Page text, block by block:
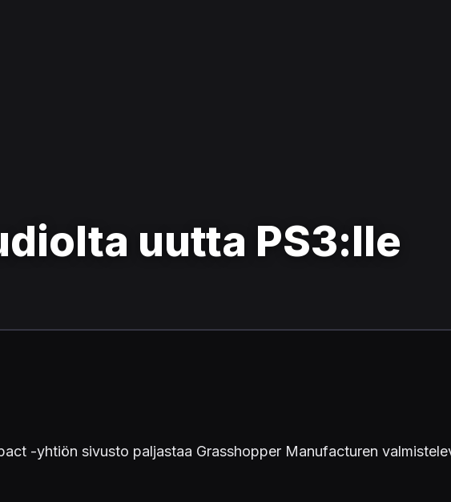
uutta PS3:lle
-yhtiön sivusto paljastaa Grasshopper Manufacturen